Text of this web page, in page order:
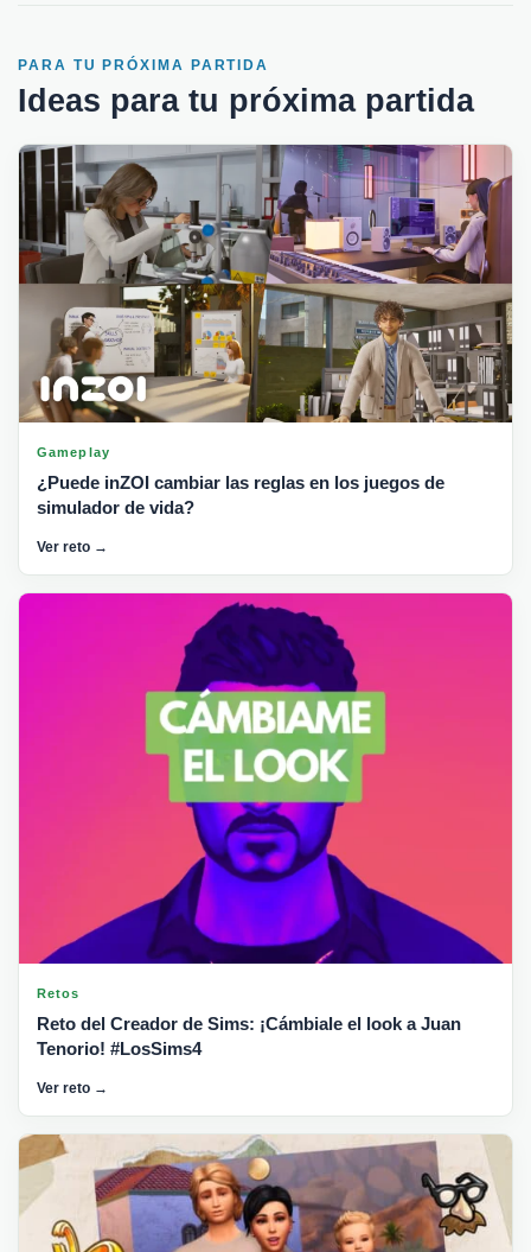
PARA TU PRÓXIMA PARTIDA
Ideas para tu próxima partida
Gameplay
¿Puede inZOI cambiar las reglas en los juegos de
simulador de vida?
Ver reto →
Retos
Reto del Creador de Sims: ¡Cámbiale el look a Juan
Tenorio! #LosSims4
Ver reto →